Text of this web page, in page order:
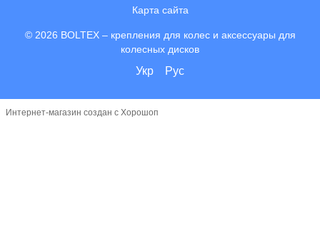
Карта сайта
© 2026 BOLTEX – крепления для колес и аксессуары для
колесных дисков
Укр Рус
Интернет-магазин создан с Хорошоп